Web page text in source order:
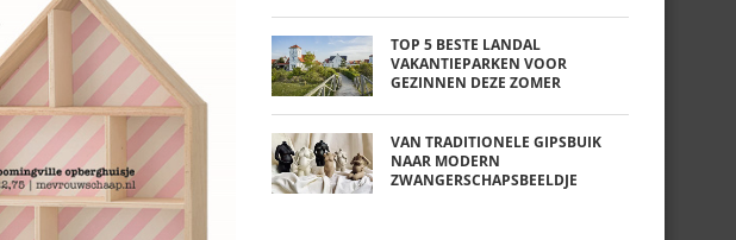
TOP 5 BESTE LANDAL
VAKANTIEPARKEN VOOR
GEZINNEN DEZE ZOMER
VAN TRADITIONELE GIPSBUIK
NAAR MODERN
ZWANGERSCHAPSBEELDJE